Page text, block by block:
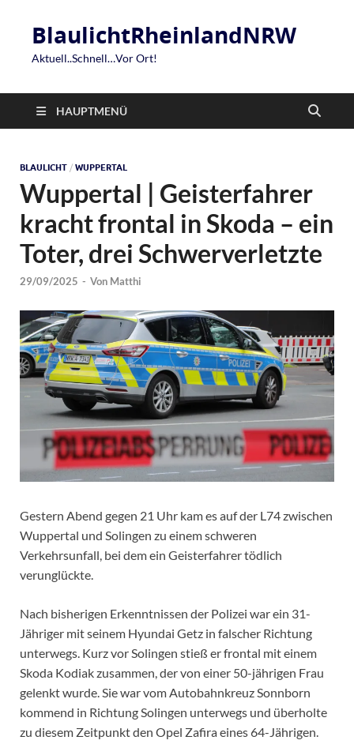
BlaulichtRheinlandNRW
Aktuell..Schnell…Vor Ort!
HAUPTMENÜ
BLAULICHT / WUPPERTAL
Wuppertal | Geisterfahrer
kracht frontal in Skoda – ein
Toter, drei Schwerverletzte
29/09/2025 - Von Matthi
Gestern Abend gegen 21 Uhr kam es auf der L74 zwischen
Wuppertal und Solingen zu einem schweren
Verkehrsunfall, bei dem ein Geisterfahrer tödlich
verunglückte.
Nach bisherigen Erkenntnissen der Polizei war ein 31-
Jähriger mit seinem Hyundai Getz in falscher Richtung
unterwegs. Kurz vor Solingen stieß er frontal mit einem
Skoda Kodiak zusammen, der von einer 50-jährigen Frau
gelenkt wurde. Sie war vom Autobahnkreuz Sonnborn
kommend in Richtung Solingen unterwegs und überholte
zu diesem Zeitpunkt den Opel Zafira eines 64-Jährigen.